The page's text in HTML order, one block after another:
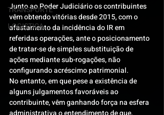
TRANSPORTE
LOGISTICA
Junto ao Poder Judiciário os contribuintes
vêm obtendo vitórias desde 2015, com o
afastamento da incidência do IR em
referidas operações, ante o posicionamento
de tratar-se de simples substituição de
ações mediante sub-rogações, não
configurando acréscimo patrimonial.
No entanto, em que pese a existência de
alguns julgamentos favoráveis ao
contribuinte, vêm ganhando força na esfera